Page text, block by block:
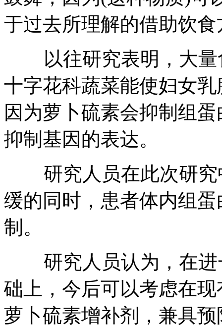
于过去所理解的借助饮
以往研究表明，大量
十字花科蔬菜能使妇女
因为萝卜硫素会抑制组
抑制基因的表达。
研究人员在此次研究
缓的同时，患者体内组
制。
研究人员认为，在进
础上，今后可以考虑在
萝卜硫素增补剂，兼具